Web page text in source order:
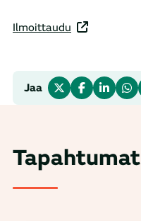
Ilmoittaudu
Jaa
Tapahtumat